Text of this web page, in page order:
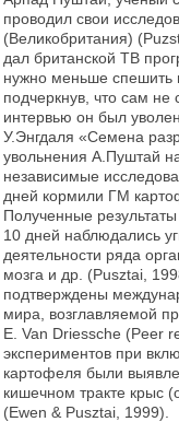
проводил свои
(Великобритания)
дал британской ТВ
нужно меньше спешить
подчеркнув, что сам не
интервью он был
У.Энгдаля «Семена
увольнения А.Пуштай
независимые
дней кормили ГМ
Полученные
10 дней наблюдались
деятельности ряда
мозга и др. (Pusztai,
подтверждены
мира, возглавляемой
E. Van Driessche (Peer
экспериментов при
картофеля были
кишечном тракте крыс
(Ewen & Pusztai, 1999).